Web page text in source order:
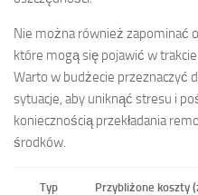
Nie można również zapominać o
które mogą się pojawić w
Warto w budżecie przeznaczyć
sytuacje, aby uniknąć stresu i
koniecznością przekładania
środków.
Typ
Przybliżone koszty